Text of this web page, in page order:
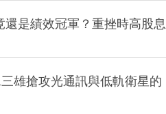
還是績效冠軍？重挫時高股息
雄搶攻光通訊與低軌衛星的